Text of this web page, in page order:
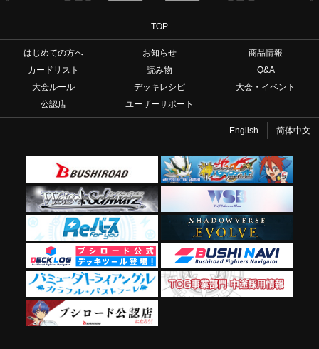
TOP
はじめての方へ お知らせ
商品情報
カードリスト
読み物
Q&A
大会ルール
デッキレシピ
大会・イベント
公認店
ユーザーサポート
English 简体中文